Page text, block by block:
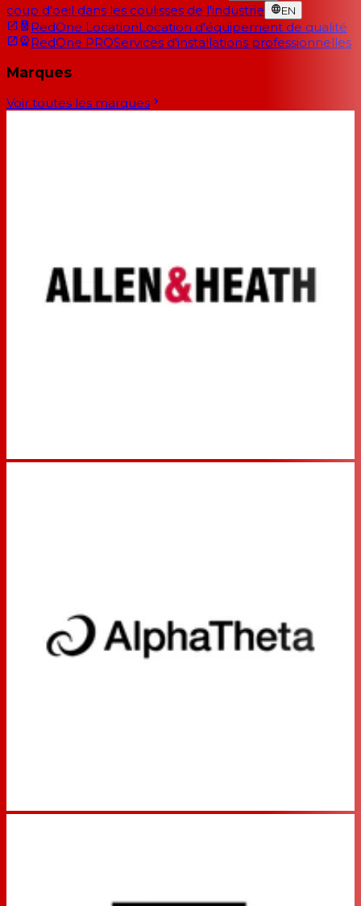
coup d'oeil dans les coulisses de l'industrie EN
RedOne LocationLocation d'équipement de qualité
RedOne PROServices d'installations professionnelles
Marques
Voir toutes les marques